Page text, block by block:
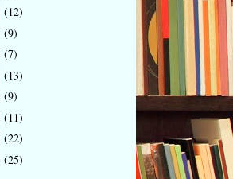
(12)
(9)
(7)
(13)
(9)
(11)
(22)
(25)